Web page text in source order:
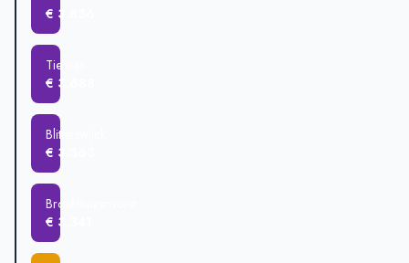
Meerlo
Wanssum
Tienray
€ 3.836
Tienray
€ 3.688
Blitterswijck
€ 3.363
Broekhuizenvorst
€ 3.341